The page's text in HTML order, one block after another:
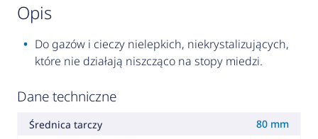
opis
Do gazów i cieczy nielepkich, niekrystalizujących,
które nie działają niszcząco na stopy miedzi.
Dane techniczne
Średnica tarczy
80 mm